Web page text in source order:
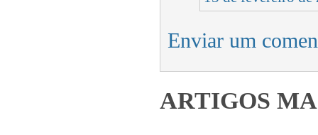
Enviar um
ARTIGOS